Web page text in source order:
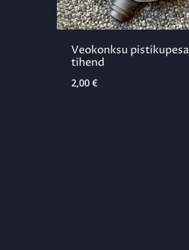
Veokonksu pistikupesa
tihend
2,00 €